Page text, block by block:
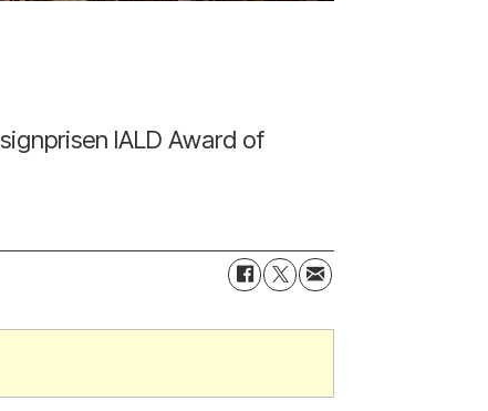
IALD Award of